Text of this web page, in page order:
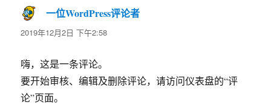
一位WordPress评论者
2019年12月2日 下午2:58
嗨，这是一条评论。
要开始审核、编辑及删除评论，请访问仪表盘的“评
论”页面。